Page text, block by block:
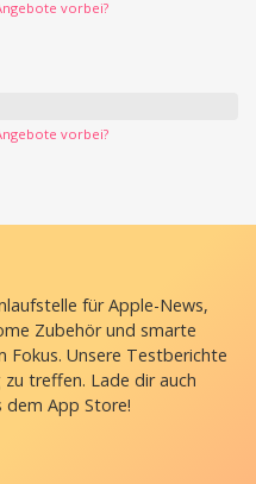
vorbei?
vorbei?
für Apple-News,
Zubehör und smarte
Fokus. Unsere Testberichte
treffen. Lade dir auch
dem App Store!